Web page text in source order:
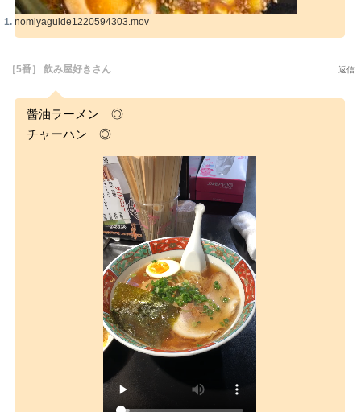
nomiyaguide1220594303.mov
［5番］ 飲み屋好きさん 返信
醤油ラーメン ◎
チャーハン ◎